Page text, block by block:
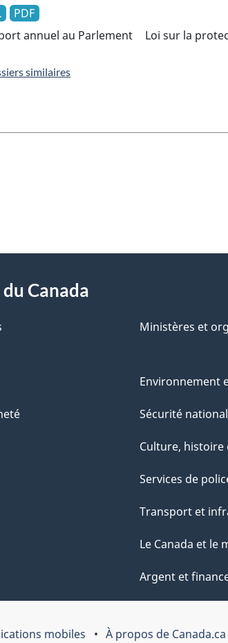
PDF
annuel au Parlement Loi sur la
similaires
Canada
Ministères et
Environnement
Sécurité
Culture,
Services de
Transport et
Le Canada et le
Argent et
mobiles À propos de Canada.ca